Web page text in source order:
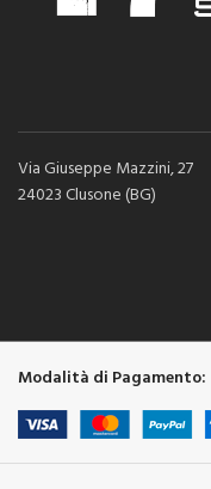
Via Giuseppe Mazzini, 27
24023 Clusone (BG)
Modalità di Pagamento: